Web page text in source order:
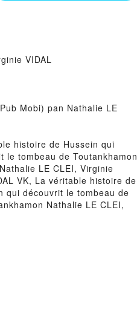
VIDAL
Mobi) pan Nathalie LE
histoire de Hussein qui
le tombeau de Toutankhamon
LE CLEI, Virginie
VK, La véritable histoire de
qui découvrit le tombeau de
Nathalie LE CLEI,